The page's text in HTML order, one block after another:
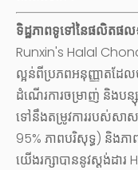
ទិដ្ឋភាពទូទៅនៃផលិតផ
Runxin's Halal
ល្អន់ពីប្រភពអនុញ្ញាតដែ
ដំណើរការចម្រាញ់ និងបន្
ទៅនឹងតម្រូវការរបស់សាស
95% ភាពបរិសុទ្ធ) និងភ
យើងរក្សាបាននូវស្តង់ដ